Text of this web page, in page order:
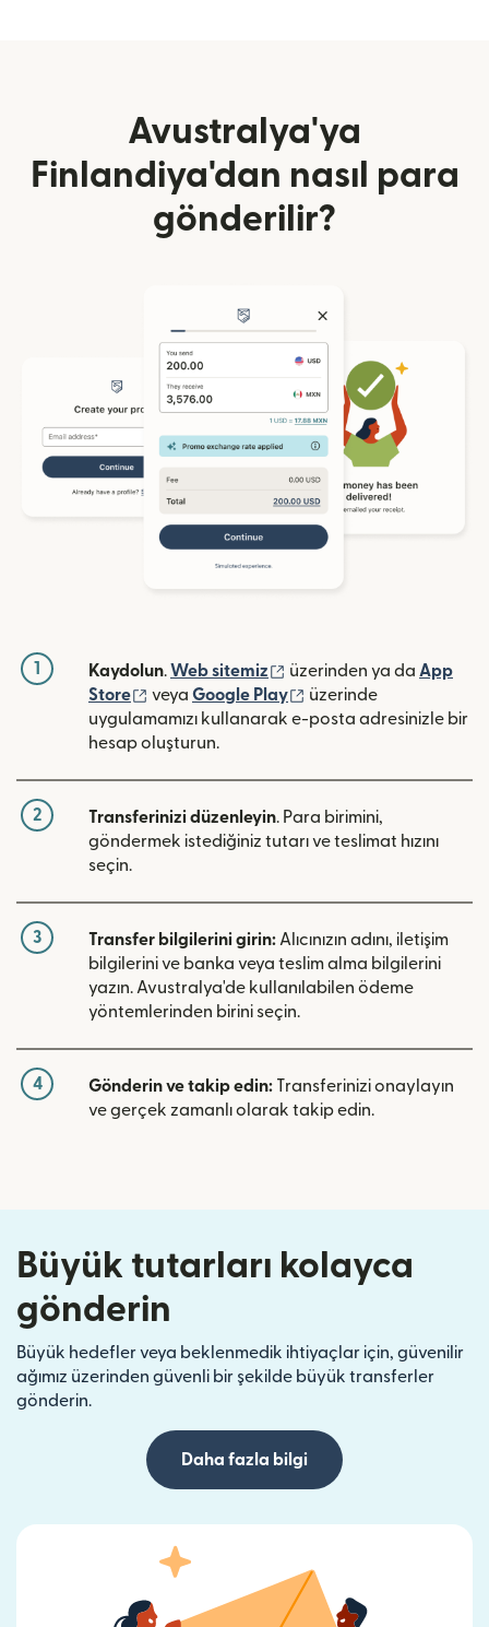
Avustralya'ya
Finlandiya'dan nasıl para
gönderilir?
1 Kaydolun.Web sitemiz (yeni pencerede açılır)
üzerinden ya da App
Store
(yeni pencerede açılır)
veya Google Play (yeni pencerede açılır)
üzerinde
uygulamamızı kullanarak e-posta adresinizle bir
hesap oluşturun.
2 Transferinizi düzenleyin. Para birimini,
göndermek istediğiniz tutarı ve teslimat hızını
seçin.
3 Transfer bilgilerini girin: Alıcınızın adını, iletişim
bilgilerini ve banka veya teslim alma bilgilerini
yazın. Avustralya'de kullanılabilen ödeme
yöntemlerinden birini seçin.
4 Gönderin ve takip edin: Transferinizi onaylayın
ve gerçek zamanlı olarak takip edin.
Büyük tutarları kolayca
gönderin
Büyük hedefler veya beklenmedik ihtiyaçlar için, güvenilir
ağımız üzerinden güvenli bir şekilde büyük transferler
gönderin.
Daha fazla bilgi